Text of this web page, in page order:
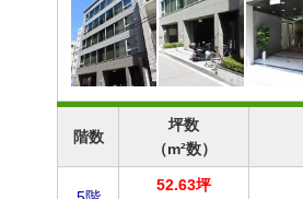
階数
坪数
（m²数）
52.63坪